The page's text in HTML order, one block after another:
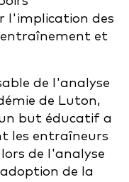
l'implication des
et
de l'analyse
de Luton,
but éducatif a
les entraîneurs
de l'analyse
de la